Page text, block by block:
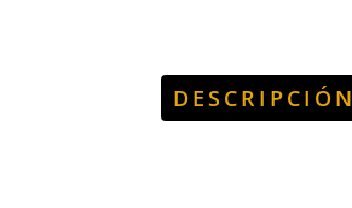
DESCRIPCIÓN